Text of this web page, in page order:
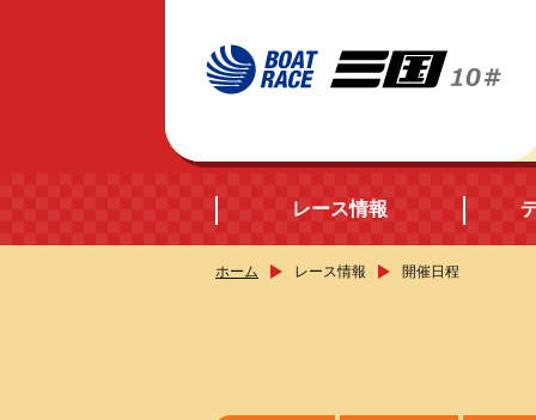
レース情報
ホーム レース情報 開催日程